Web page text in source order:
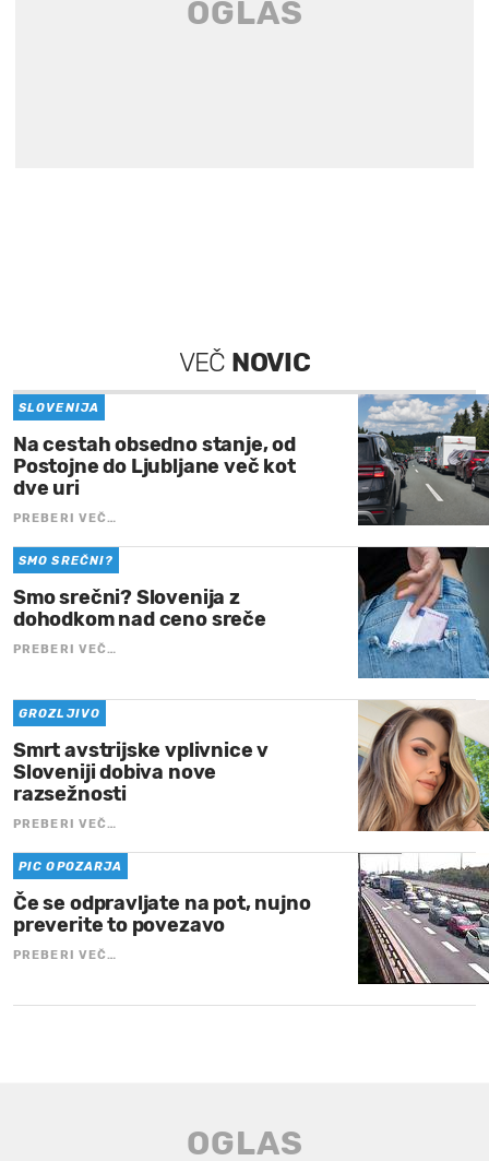
VEČ NOVIC
SLOVENIJA
Na cestah obsedno stanje, od
Postojne do Ljubljane več kot
dve uri
PREBERI VEČ…
SMO SREČNI?
Smo srečni? Slovenija z
dohodkom nad ceno sreče
PREBERI VEČ…
GROZLJIVO
Smrt avstrijske vplivnice v
Sloveniji dobiva nove
razsežnosti
PREBERI VEČ…
PIC OPOZARJA
Če se odpravljate na pot, nujno
preverite to povezavo
PREBERI VEČ…